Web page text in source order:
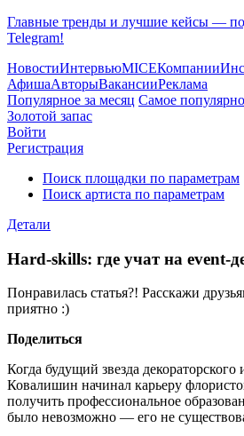
Главные тренды и лучшие кейсы —
Telegram!
НовостиИнтервьюMICEКомпании
АфишаАвторыВакансииРеклама
Популярное за месяц Самое
Золотой запас
Войти
Регистрация
Поиск площадки по параметрам
Поиск артиста по параметрам
Детали
Hard-skills: где учат на event-
Понравилась статья?! Расскажи
приятно :)
Поделиться
Когда будущий звезда декораторского
Ковалишин начинал карьеру
получить профессиональное
было невозможно — его не